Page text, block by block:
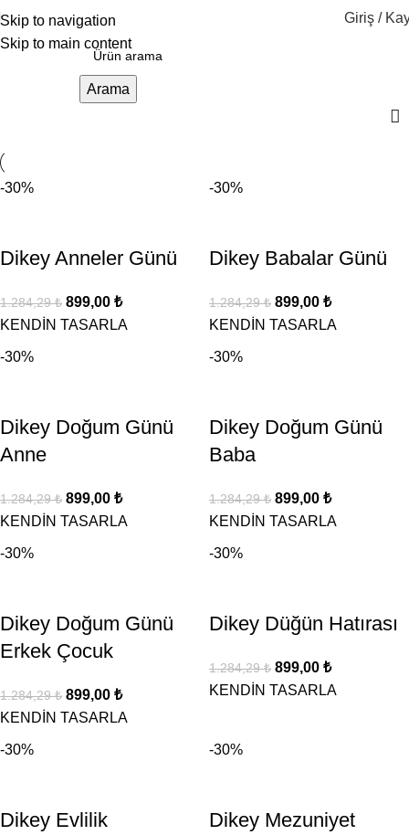
Skip to navigation
Skip to main content
Giriş /
Arama
-30%
Dikey Anneler Günü
1.284,29₺ 899,00 ₺
KENDİN TASARLA
-30%
Dikey Babalar Günü
1.284,29₺ 899,00 ₺
KENDİN TASARLA
-30%
Dikey Doğum Günü
Anne
1.284,29₺ 899,00 ₺
KENDİN TASARLA
-30%
Dikey Doğum Günü
Baba
1.284,29₺ 899,00 ₺
KENDİN TASARLA
-30%
Dikey Doğum Günü
Erkek Çocuk
1.284,29₺ 899,00 ₺
KENDİN TASARLA
-30%
Dikey Düğün Hatırası
1.284,29₺ 899,00 ₺
KENDİN TASARLA
-30%
Dikey Evlilik
-30%
Dikey Mezuniyet